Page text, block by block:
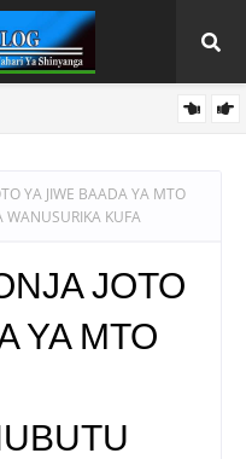
YA JIWE BAADA YA MTO
WANUSURIKA KUFA
JOTO
YA MTO